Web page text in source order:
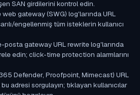
SAN girdilerini kontrol edin.
gateway (SWG) log'larında URL
engellenmiş tüm isteklerin kullanıcı
posta gateway URL rewrite log'larında
edin; click-time protection alarmlarını
Defender, Proofpoint, Mimecast) URL
adresi sorgulayın; tıklayan kullanıcılar